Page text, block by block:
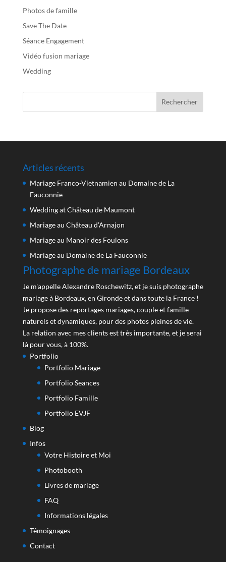
Photos de famille
Save The Date
Séance Engagement
Vidéo fusion mariage
Wedding
Articles récents
Mariage Franco-Vietnamien au Domaine de La
Fauconnie
Wedding at Château de Maumont
Mariage au Château d’Arnajon
Mariage au Manoir des Foulons
Mariage au Domaine de La Fauconnie
Photographe de mariage Bordeaux
Je m'appelle Alexandre Roschewitz, et je suis photographe
mariage à Bordeaux, en Gironde et dans toute la France !
Je propose des reportages mariages, couple et famille
naturels et dynamiques, pour des photos pleines de vie.
La relation avec mes clients est très importante, et je serai
là pour vous, à 100%.
Portfolio
Portfolio Mariage
Portfolio Seances
Portfolio Famille
Portfolio EVJF
Blog
Infos
Votre Histoire et Moi
Photobooth
Livres de mariage
FAQ
Informations légales
Témoignages
Contact